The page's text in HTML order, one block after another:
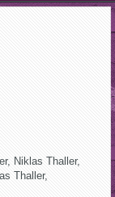
Niklas Thaller,
Thaller,